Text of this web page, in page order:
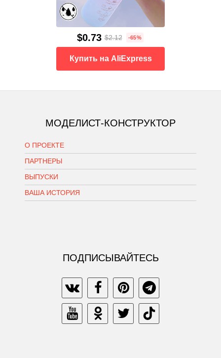
$0.73 $2.12 -65%
Купить на AliExpress
МОДЕЛИСТ-КОНСТРУКТОР
О ПРОЕКТЕ
ПАРТНЕРЫ
ВЫПУСКИ
ВАША ИСТОРИЯ
ПОДПИСЫВАЙТЕСЬ